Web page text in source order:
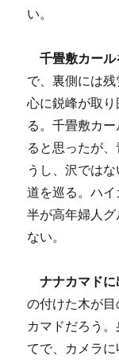
い。
千畳敷カール
で、裏側には
心に鋭峰が取
る。千畳敷カ
ると思ったが
うし、沢では
道を巡る。ハ
半が高年婦人
ない。
ナナカマドに
の付けた木が
カマドだろう
てで、カメラ